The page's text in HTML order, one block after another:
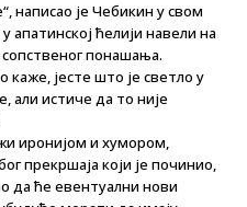
написао је Чебикин у свом
апатинској ћелији навели на
понашања.
каже, јесте што је светло у
али истиче да то није
иронијом и хумором,
прекршаја који је починио,
да ће евентуални нови